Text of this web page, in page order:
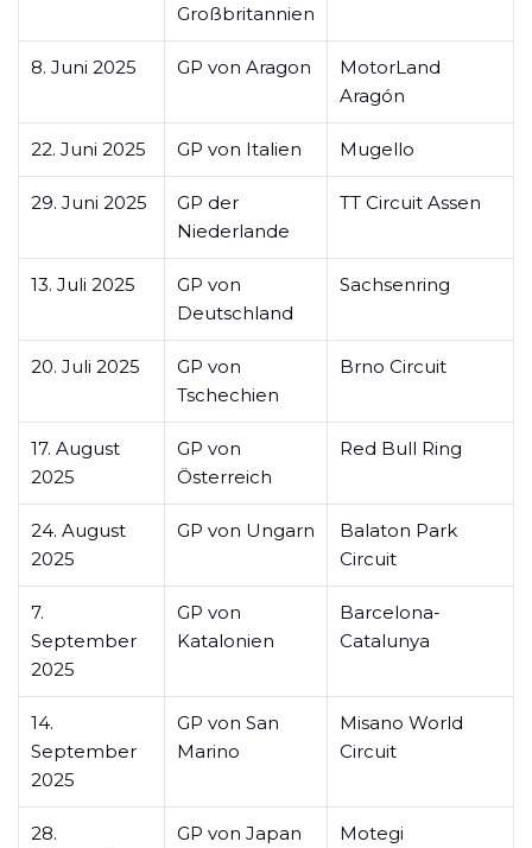
Großbritannien
8. Juni 2025 GP von Aragon
MotorLand
Aragón
22. Juni 2025 GP von Italien Mugello
29. Juni 2025
GP der
Niederlande
TT Circuit Assen
13. Juli 2025
GP von
Deutschland
Sachsenring
20. Juli 2025
GP von
Tschechien
Brno Circuit
17. August
2025
GP von
Österreich
Red Bull Ring
24. August
2025
GP von Ungarn
Balaton Park
Circuit
7.
September
2025
GP von
Katalonien
Barcelona-
Catalunya
14.
September
2025
GP von San
Marino
Misano World
Circuit
28.
GP von Japan Motegi